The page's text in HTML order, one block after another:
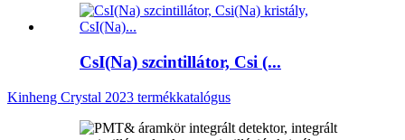
CsI(Na) szcintillátor, Csi (...
Kinheng Crystal 2023 termékkatalógus